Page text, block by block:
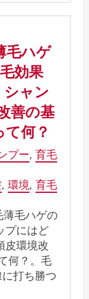
毛ハゲ
効果
ャン
善の基
何？
プー, 育毛
, 環境, 育毛
毛ハゲの
プにはど
皮環境改
何？。毛
打ち勝つ